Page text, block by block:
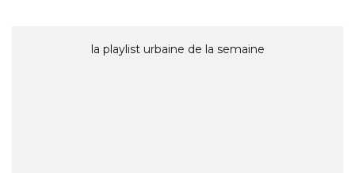
la playlist urbaine de la semaine